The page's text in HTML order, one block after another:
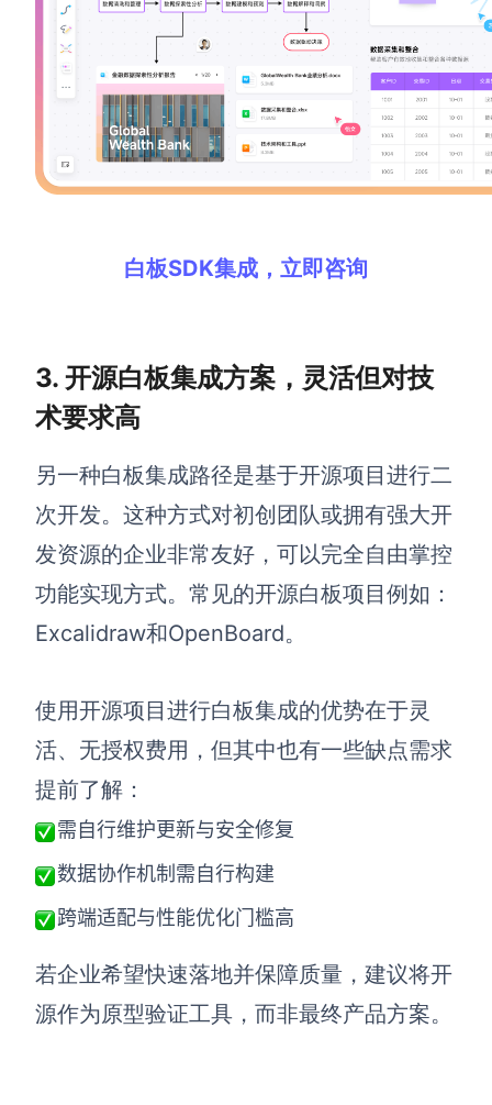
企业版申请试用
帮助支持
帮助中心
获取详细功能指南和技术支持
白板SDK集成，立即咨询
3. 开源白板集成方案，灵活但对技
术要求高
另一种白板集成路径是基于开源项目进行二
次开发。这种方式对初创团队或拥有强大开
发资源的企业非常友好，可以完全自由掌控
功能实现方式。常见的开源白板项目例如：
Excalidraw和OpenBoard。
使用开源项目进行白板集成的优势在于灵
活、无授权费用，但其中也有一些缺点需求
提前了解：
需自行维护更新与安全修复
数据协作机制需自行构建
跨端适配与性能优化门槛高
若企业希望快速落地并保障质量，建议将开
源作为原型验证工具，而非最终产品方案。